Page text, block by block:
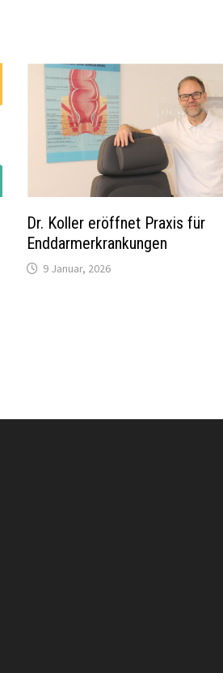
Dr. Koller eröffnet Praxis für
Enddarmerkrankungen
9 Januar, 2026